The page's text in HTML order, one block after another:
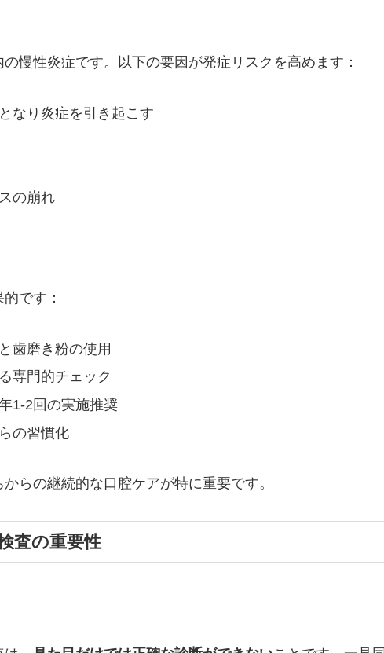
慢性炎症です。以下の要因が発症リスクを高めます：
なり炎症を引き起こす
の崩れ
です：
歯磨き粉の使用
専門的チェック
1-2回の実施推奨
の習慣化
らの継続的な口腔ケアが特に重要です。
査の重要性